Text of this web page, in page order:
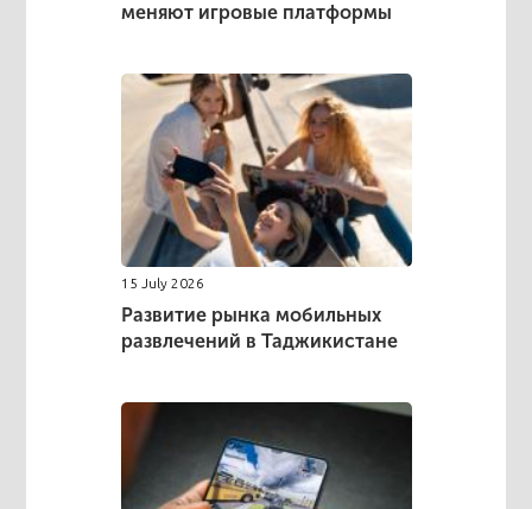
меняют игровые платформы
15 July 2026
Развитие рынка мобильных
развлечений в Таджикистане